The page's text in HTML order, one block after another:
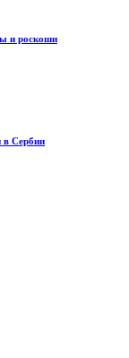
и роскоши
в Сербии